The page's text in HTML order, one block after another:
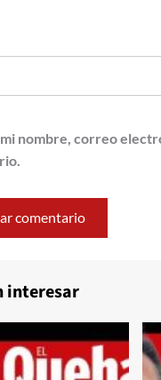
nombre, correo
interesar